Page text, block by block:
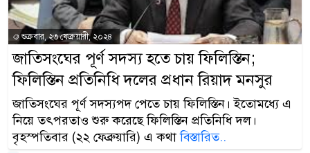
শুক্রবার, ২৩ ফেব্রুয়ারী, ২০২৪
জাতিসংঘের পূর্ণ সদস্য হতে চায় ফিলিস্তিন;
ফিলিস্তিন প্রতিনিধি দলের প্রধান রিয়াদ মনসুর
জাতিসংঘের পূর্ণ সদস্যপদ পেতে চায় ফিলিস্তিন। ইতোমধ্যে এ
নিয়ে তৎপরতাও শুরু করেছে ফিলিস্তিন প্রতিনিধি দল।
বৃহস্পতিবার (২২ ফেব্রুয়ারি) এ কথাবিস্তারিত..